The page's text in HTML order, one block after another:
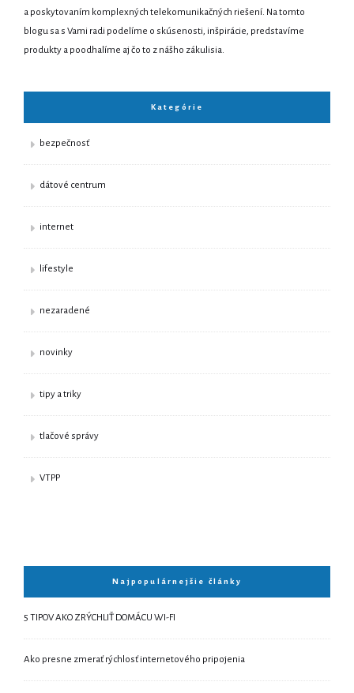
a poskytovaním komplexných telekomunikačných riešení. Na tomto
blogu sa s Vami radi podelíme o skúsenosti, inšpirácie, predstavíme
produkty a poodhalíme aj čo to z nášho zákulisia.
Kategórie
bezpečnosť
dátové centrum
internet
lifestyle
nezaradené
novinky
tipy a triky
tlačové správy
VTPP
Najpopulárnejšie články
5 TIPOV AKO ZRÝCHLIŤ DOMÁCU WI-FI
Ako presne zmerať rýchlosť internetového pripojenia